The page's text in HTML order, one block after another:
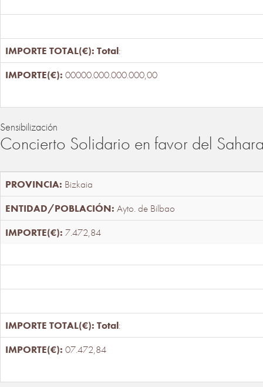
Total:
00000.000.000.000,00
Sensibilización
Concierto Solidario en favor del
Bizkaia
Ayto. de Bilbao
7.472,84
Total:
07.472,84